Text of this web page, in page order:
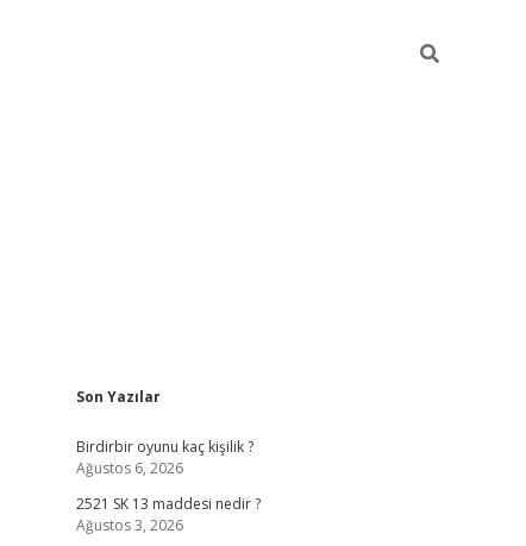
Sidebar
Son Yazılar
Birdirbir oyunu kaç kişilik ?
Ağustos 6, 2026
2521 SK 13 maddesi nedir ?
Ağustos 3, 2026